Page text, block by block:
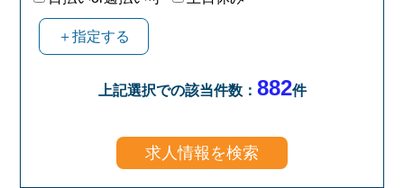
＋指定する
上記選択での該当件数： 882件